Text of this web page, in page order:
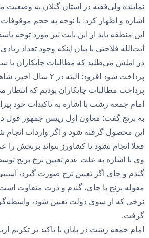
نماینده ولی‌فقیه در استان گیلان به
اشاره و اظهار کرد: با توجه به حجم
این منطقه باید از این بابت نیز مورد توجه
آیت‌الله فلاحتی با بیان اینکه وجود تعداد
در املش می‌طلبد که مطالبات چایکاران با
پرداخت شود افزود: البته
پرداخت مطالبات چایکاران بودیم که انتظار
امام جمعه رشت با اشاره به تاکیدات خود
به برنج گفت: معاون اول رییس جمهور قول
این محصول گرفته شود و اگر واردات انجام
فعلا انجام نشود تا کشاورز بتواند برنجش را
وی با اشاره به علت عدم تعیین نرخ برنج
گندم و چای اگر تعیین نرخ صورت‌ گیرد،
مقوله برنج با چای، گندم و ذرت متفاوت است
نرخی که از سوی دولت تعیین شود،
گرفت.
امام جمعه رشت در پایان با تاکید بر تکریم